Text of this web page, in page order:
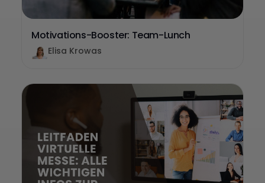
Motivations-Booster: Team-Lunch
Elisa Krowas